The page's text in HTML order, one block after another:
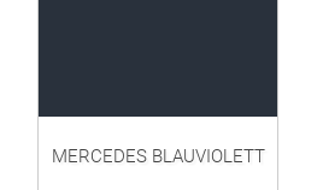
MERCEDES BLAUVIOLETT